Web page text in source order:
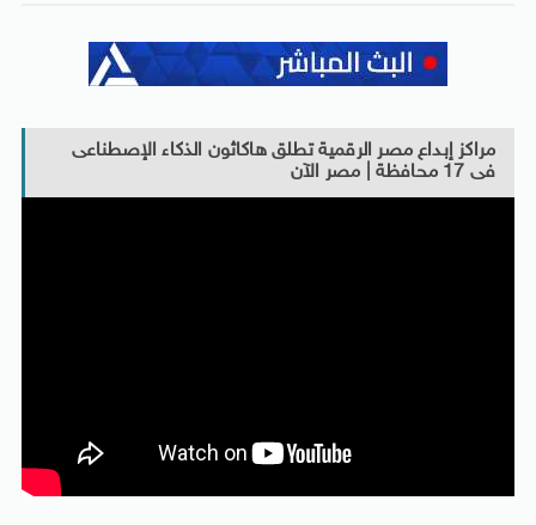
مراكز إبداع مصر الرقمية تطلق هاكاثون الذكاء الإصطناعى
فى 17 محافظة | مصر الآن